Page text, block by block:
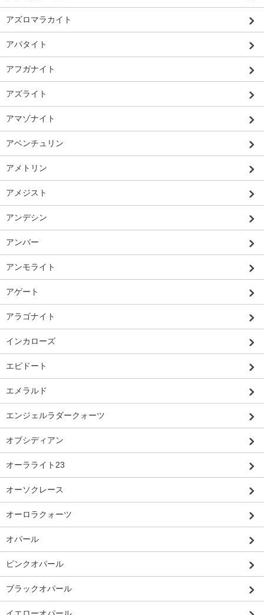
アズロマラカイト
アパタイト
アフガナイト
アズライト
アマゾナイト
アベンチュリン
アメトリン
アメジスト
アンデシン
アンバー
アンモライト
アゲート
アラゴナイト
インカローズ
エピドート
エメラルド
エンジェルラダークォーツ
オブシディアン
オーラライト23
オーソクレース
オーロラクォーツ
オパール
ピンクオパール
ブラックオパール
イエローオパール